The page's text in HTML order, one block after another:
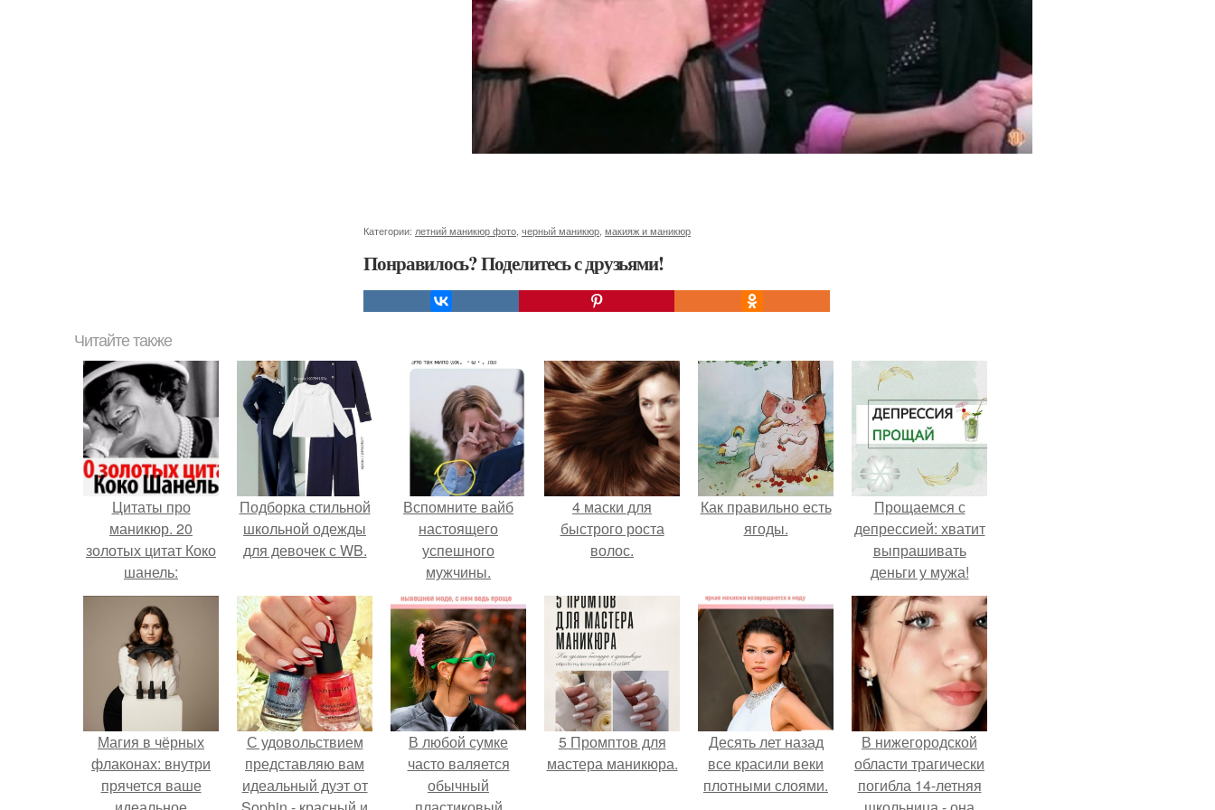
Категории: летний маникюр фото черный маникюр макияж и маникюр
Понравилось? Поделитесь с друзьями!
Читайте также
Цитаты про
маникюр. 20
золотых цитат Коко
шанель:
Подборка стильной
школьной одежды
для девочек с WB.
Вспомните вайб
настоящего
успешного
мужчины.
4 маски для
быстрого роста
волос.
Как правильно eсть
ягоды.
Прощаемся с
депрессией: хватит
выпрашивать
деньги у мужа!
Магия в чёрных
флаконах: внутри
прячется ваше
С удовольствием
представляю вам
идеальный дуэт от
В любой сумке
часто валяется
обычный
5 Промптов для
мастера маникюра.
Десять лет назад
все красили веки
плотными слоями.
В нижегородской
области трагически
погибла 14-летняя